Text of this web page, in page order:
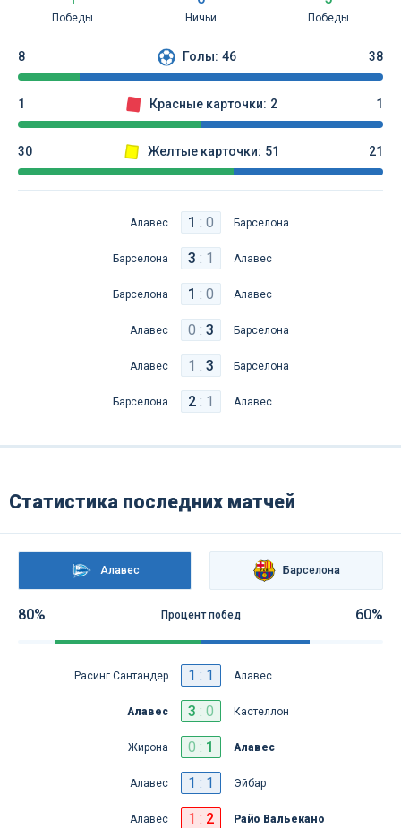
Победы Ничьи Победы
8 Голы: 46 38
1 Красные карточки: 2 1
30 Желтые карточки: 51 21
Алавес 1 : 0 Барселона
Барселона 3 : 1 Алавес
Барселона 1 : 0 Алавес
Алавес 0 : 3 Барселона
Алавес 1 : 3 Барселона
Барселона 2: 1 Алавес
Статистика последних матчей
Алавес Барселона
80% Процент побед 60%
Расинг Сантандер 1 : 1 Алавес
Алавес 3 : 0 Кастеллон
Жирона 0 : 1 Алавес
Алавес 1 : 1 Эйбар
Алавес 1 : 2 Райо Вальекано